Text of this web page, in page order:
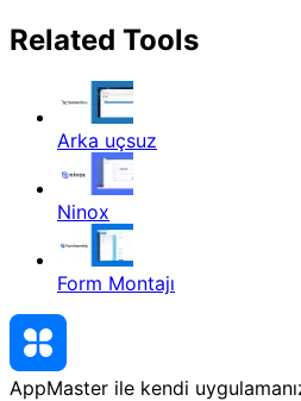
Related Tools
Arka uçsuz
Ninox
Form Montajı
AppMaster ile kendi